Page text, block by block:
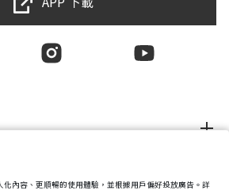
化內容、更順暢的使用體驗，並根據用戶偏好投放廣告。詳